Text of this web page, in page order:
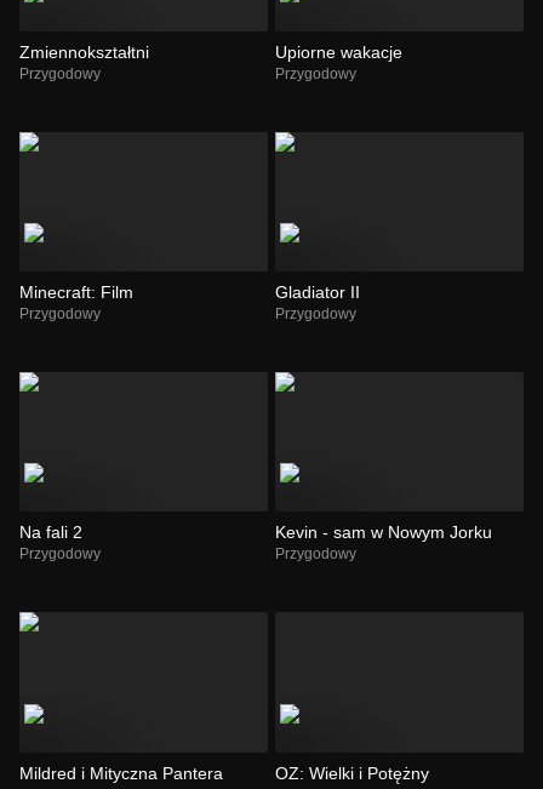
Zmiennokształtni
Przygodowy
Upiorne wakacje
Przygodowy
Minecraft: Film
Przygodowy
Gladiator II
Przygodowy
Na fali 2
Przygodowy
Kevin - sam w Nowym Jorku
Przygodowy
Mildred i Mityczna Pantera OZ: Wielki i Potężny